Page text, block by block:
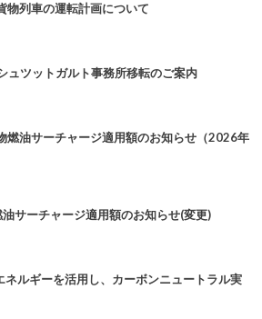
物列車の運転計画について
ュツットガルト事務所移転のご案内
燃油サーチャージ適用額のお知らせ（2026年
サーチャージ適用額のお知らせ(変更)
ルギーを活用し、カーボンニュートラル実